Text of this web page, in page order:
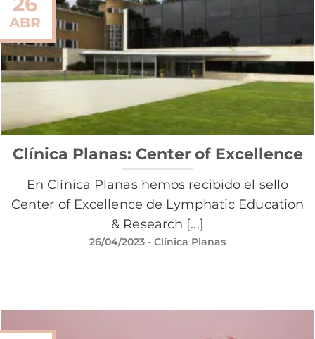
Clínica Planas: Center of Excellence
En Clínica Planas hemos recibido el sello
Center of Excellence de Lymphatic Education
& Research [...]
26/04/2023 - Clínica Planas
ABR